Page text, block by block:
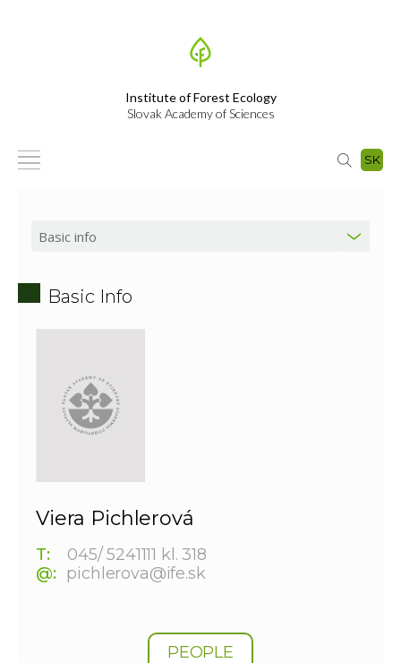
Institute of Forest Ecology
Slovak Academy of Sciences
SK
Basic Info
Viera Pichlerová
T:
045/ 5241111 kl. 318
@: pichlerova@ife.sk
PEOPLE